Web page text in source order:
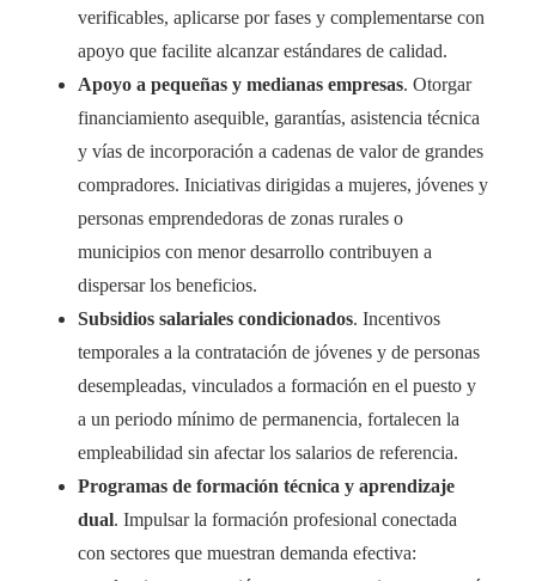
verificables, aplicarse por fases y complementarse con
apoyo que facilite alcanzar estándares de calidad.
Apoyo a pequeñas y medianas empresas. Otorgar
financiamiento asequible, garantías, asistencia técnica
y vías de incorporación a cadenas de valor de grandes
compradores. Iniciativas dirigidas a mujeres, jóvenes y
personas emprendedoras de zonas rurales o
municipios con menor desarrollo contribuyen a
dispersar los beneficios.
Subsidios salariales condicionados. Incentivos
temporales a la contratación de jóvenes y de personas
desempleadas, vinculados a formación en el puesto y
a un periodo mínimo de permanencia, fortalecen la
empleabilidad sin afectar los salarios de referencia.
Programas de formación técnica y aprendizaje
dual. Impulsar la formación profesional conectada
con sectores que muestran demanda efectiva: